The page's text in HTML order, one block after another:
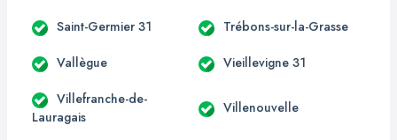
Saint-Germier 31 Trébons-sur-la-Grasse
Vallègue Vieillevigne 31
Villefranche-de-
Lauragais
Villenouvelle